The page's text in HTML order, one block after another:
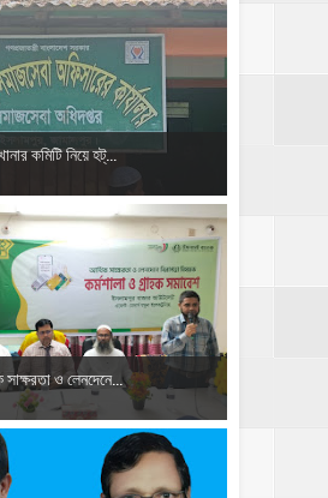
কমিটি নিয়ে হট্...
ও লেনদেনে...